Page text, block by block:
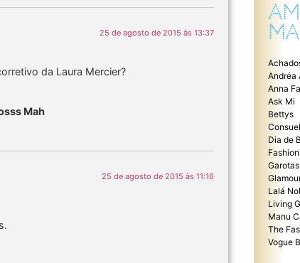
25 de agosto de 2015 às 13:37
da Laura Mercier?
Mah
25 de agosto de 2015 às 11:16
Andréa
Anna
Ask Mi
Bettys
Dia de
Lalá
Living
Manu
The
Vogue